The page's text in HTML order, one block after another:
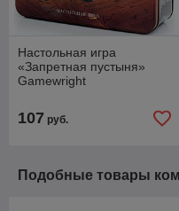
Настольная игра
«Запретная пустыня»
Gamewright
107 руб.
Подобные товары